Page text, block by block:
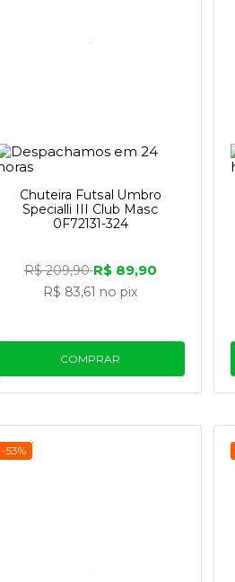
Chuteira Futsal Umbro
Specialli III Club Masc
0F72131-324
R$ 209,90R$ 89,90
R$ 83,61 no pix
COMPRAR
-53%